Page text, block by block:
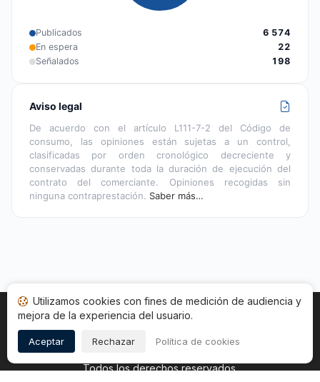
Publicados
6 574
En espera
22
Señalados
198
Aviso legal
De acuerdo con el artículo L111-7-2 del Código de
consumo, las opiniones están sujetas a un control,
clasificadas por orden cronológico decreciente y
conservadas durante toda la duración de ejecución del
contrato del comerciante. Opiniones recogidas sin
ninguna contraprestación. Saber más…
Inicio Estado opiniones Categorías
Copyright © 2026
Todos los derechos reservados.
Utilizamos cookies con fines de medición de audiencia y
mejora de la experiencia del usuario.
Aceptar Rechazar Política de cookies